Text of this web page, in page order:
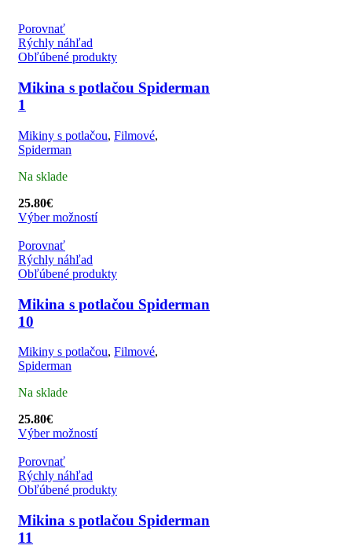
Porovnať
Rýchly náhľad
Obľúbené produkty
Mikina s potlačou Spiderman
1
Mikiny s potlačou, Filmové,
Spiderman
Na sklade
25.80€
Výber možností
Porovnať
Rýchly náhľad
Obľúbené produkty
Mikina s potlačou Spiderman
10
Mikiny s potlačou, Filmové,
Spiderman
Na sklade
25.80€
Výber možností
Porovnať
Rýchly náhľad
Obľúbené produkty
Mikina s potlačou Spiderman
11